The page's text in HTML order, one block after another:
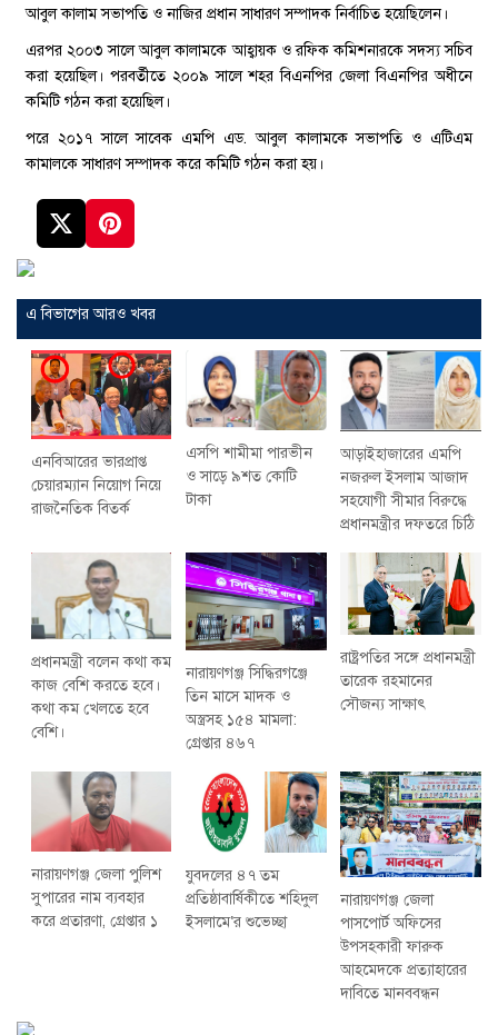
আবুল কালাম সভাপতি ও নাজির প্রধান সাধারণ সম্পাদক নির্বাচিত হয়েছিলেন।
এরপর ২০০৩ সালে আবুল কালামকে আহ্বায়ক ও রফিক কমিশনারকে সদস্য সচিব
করা হয়েছিল। পরবর্তীতে ২০০৯ সালে শহর বিএনপির জেলা বিএনপির অধীনে
কমিটি গঠন করা হয়েছিল।
পরে ২০১৭ সালে সাবেক এমপি এড. আবুল কালামকে সভাপতি ও এটিএম
কামালকে সাধারণ সম্পাদক করে কমিটি গঠন করা হয়।
এ বিভাগের আরও খবর
এনবিআরের ভারপ্রাপ্ত
চেয়ারম্যান নিয়োগ নিয়ে
রাজনৈতিক বিতর্ক
এসপি শামীমা পারভীন
ও সাড়ে ৯শত কোটি
টাকা
আড়াইহাজারের এমপি
নজরুল ইসলাম আজাদ
সহযোগী সীমার বিরুদ্ধে
প্রধানমন্ত্রীর দফতরে চিঠি
প্রধানমন্ত্রী বলেন কথা কম
কাজ বেশি করতে হবে।
কথা কম খেলতে হবে
বেশি।
নারায়ণগঞ্জ সিদ্ধিরগঞ্জে
তিন মাসে মাদক ও
অস্ত্রসহ ১৫৪ মামলা:
গ্রেপ্তার ৪৬৭
রাষ্ট্রপতির সঙ্গে প্রধানমন্ত্রী
তারেক রহমানের
সৌজন্য সাক্ষাৎ
নারায়ণগঞ্জ জেলা পুলিশ
সুপারের নাম ব্যবহার
করে প্রতারণা, গ্রেপ্তার ১
যুবদলের ৪৭ তম
প্রতিষ্ঠাবার্ষিকীতে শহিদুল
ইসলামে‘র শুভেচ্ছা
নারায়ণগঞ্জ জেলা
পাসপোর্ট অফিসের
উপসহকারী ফারুক
আহমেদকে প্রত্যাহারের
দাবিতে মানববন্ধন